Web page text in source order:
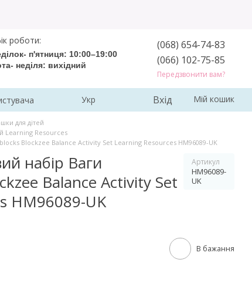
роботи:
п'ятниця: 10:00–19:00
неділя: вихідний
(068) 654-74-83
(066) 102-75-85
Передзвонити вам?
Укр Вхід Мій кошик
для дітей
Learning Resources
Blockzee Balance Activity Set Learning Resources HM96089-UK
набір Ваги
Balance Activity Set
HM96089-UK
Артикул
HM96089-
UK
В бажання